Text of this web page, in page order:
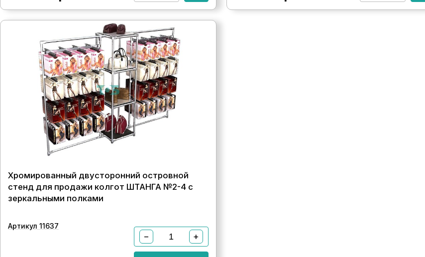
Хромированный двусторонний островной
стенд для продажи колгот ШТАНГА №2-4 с
зеркальными полками
Артикул 11637
− +